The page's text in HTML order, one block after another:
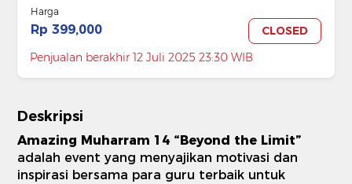
Harga
Rp 399,000
CLOSED
Penjualan berakhir 12 Juli 2025 23:30 WIB
Deskripsi
Amazing Muharram 14 “Beyond the Limit”
adalah event yang menyajikan motivasi dan
inspirasi bersama para guru terbaik untuk